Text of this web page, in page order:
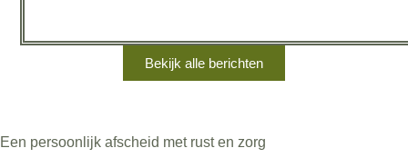
Bekijk alle berichten
Een persoonlijk afscheid met rust en zorg